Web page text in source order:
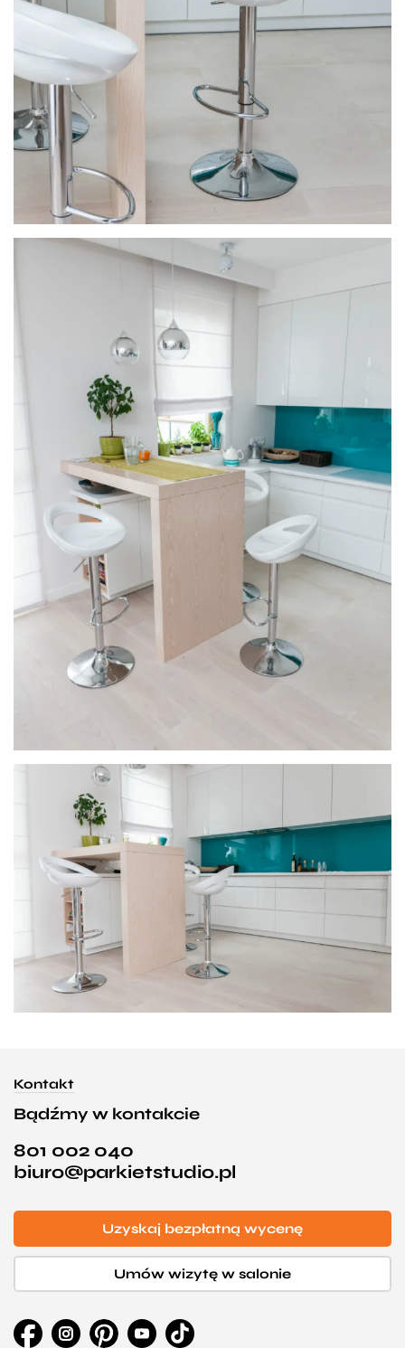
Kontakt
Bądźmy w kontakcie
801 002 040
biuro@parkietstudio.pl
Uzyskaj bezpłatną wycenę
Umów wizytę w salonie